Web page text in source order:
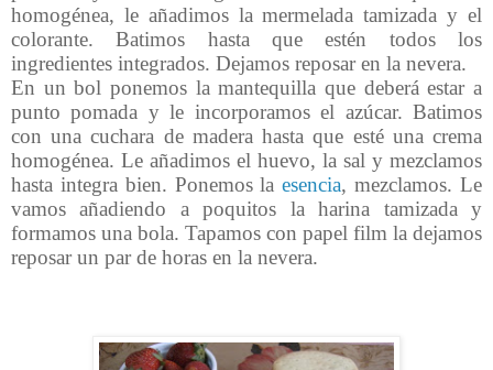
homogénea, le añadimos la mermelada tamizada y el
colorante. Batimos hasta que estén todos los
ingredientes integrados. Dejamos reposar en la nevera.
En un bol ponemos la mantequilla que deberá estar a
punto pomada y le incorporamos el azúcar. Batimos
con una cuchara de madera hasta que esté una crema
homogénea. Le añadimos el huevo, la sal y mezclamos
hasta integra bien. Ponemos laesencia, mezclamos. Le
vamos añadiendo a poquitos la harina tamizada y
formamos una bola. Tapamos con papel film la dejamos
reposar un par de horas en la nevera.